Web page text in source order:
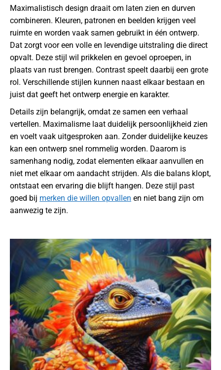
Maximalistisch design draait om laten zien en durven
combineren. Kleuren, patronen en beelden krijgen veel
ruimte en worden vaak samen gebruikt in één ontwerp.
Dat zorgt voor een volle en levendige uitstraling die direct
opvalt. Deze stijl wil prikkelen en gevoel oproepen, in
plaats van rust brengen. Contrast speelt daarbij een grote
rol. Verschillende stijlen kunnen naast elkaar bestaan en
juist dat geeft het ontwerp energie en karakter.
Details zijn belangrijk, omdat ze samen een verhaal
vertellen. Maximalisme laat duidelijk persoonlijkheid zien
en voelt vaak uitgesproken aan. Zonder duidelijke keuzes
kan een ontwerp snel rommelig worden. Daarom is
samenhang nodig, zodat elementen elkaar aanvullen en
niet met elkaar om aandacht strijden. Als die balans klopt,
ontstaat een ervaring die blijft hangen. Deze stijl past
goed bij merken die willen opvallen en niet bang zijn om
aanwezig te zijn.